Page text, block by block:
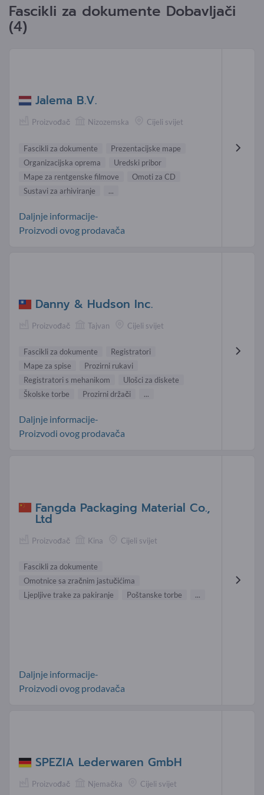
Fascikli za dokumente Dobavljači
(4)
Jalema B.V.
Proizvođač Nizozemska Cijeli svijet
Fascikli za dokumente
Prezentacijske mape
Organizacijska oprema
Uredski pribor
Mape za rentgenske filmove
Omoti za CD
Sustavi za arhiviranje
...
Daljnje informacije-
Proizvodi ovog prodavača
Danny & Hudson Inc.
Proizvođač Tajvan Cijeli svijet
Fascikli za dokumente
Registratori
Mape za spise
Prozirni rukavi
Registratori s mehanikom
Ulošci za diskete
Školske torbe
Prozirni držači ...
Daljnje informacije-
Proizvodi ovog prodavača
Fangda Packaging Material Co.,
Ltd
Proizvođač Kina Cijeli svijet
Fascikli za dokumente
Omotnice sa zračnim jastučićima
Ljepljive trake za pakiranje
Poštanske torbe ...
Daljnje informacije-
Proizvodi ovog prodavača
SPEZIA Lederwaren GmbH
Proizvođač Njemačka Cijeli svijet